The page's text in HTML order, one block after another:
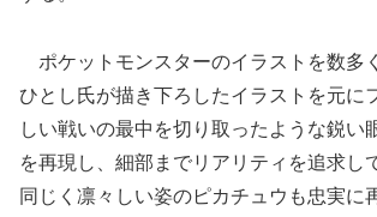
ポケットモンスターのイラストを数多
ひとし氏が描き下ろしたイラストを元に
しい戦いの最中を切り取ったような鋭い
を再現し、細部までリアリティを追求し
同じく凛々しい姿のピカチュウも忠実に